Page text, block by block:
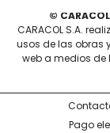
©
CARACOL S.A.
usos de las obras
web a medios de
Pago